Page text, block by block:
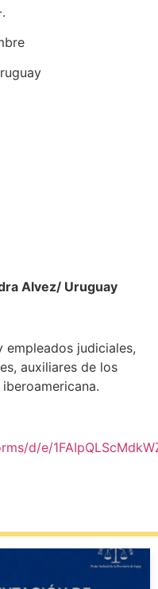
Alvez/ Uruguay
empleados judiciales,
auxiliares de los
d/e/